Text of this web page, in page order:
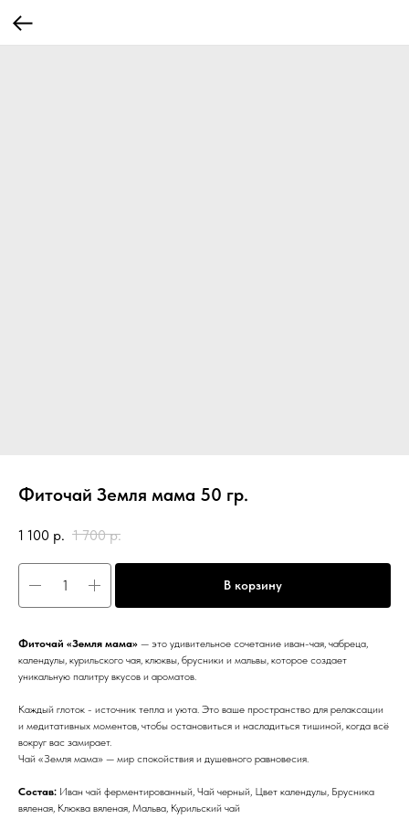
Фиточай Земля мама 50 гр.
1 100 р. 1 700 р.
В корзину
Фиточай «Земля мама» — это удивительное сочетание иван-чая, чабреца,
календулы, курильского чая, клюквы, брусники и мальвы, которое создает
уникальную палитру вкусов и ароматов.
Каждый глоток - источник тепла и уюта. Это ваше пространство для релаксации
и медитативных моментов, чтобы остановиться и насладиться тишиной, когда всё
вокруг вас замирает.
Чай «Земля мама» — мир спокойствия и душевного равновесия.
Состав: Иван чай ферментированный, Чай черный, Цвет календулы, Брусника
вяленая, Клюква вяленая, Мальва, Курильский чай